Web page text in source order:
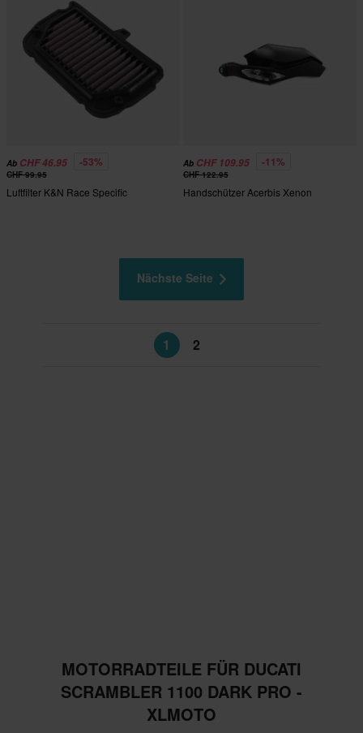
Ab CHF 46.95 -53%
CHF 99.95
Luftfilter K&N Race Specific
Ab CHF 109.95 -11%
CHF 122.95
Handschützer Acerbis Xenon
Nächste Seite
1 2
MOTORRADTEILE FÜR DUCATI
SCRAMBLER 1100 DARK PRO -
XLMOTO